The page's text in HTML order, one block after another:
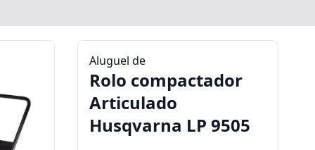
Aluguel de
Rolo compactador
Articulado
Husqvarna LP 9505